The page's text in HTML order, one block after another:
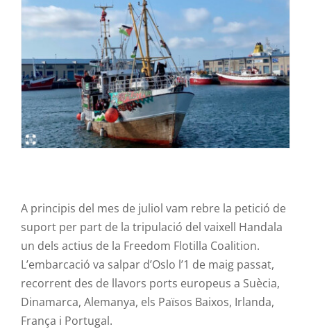
Contacte
A principis del mes de juliol vam rebre la petició de
suport per part de la tripulació del vaixell Handala
un dels actius de la Freedom Flotilla Coalition.
L’embarcació va salpar d’Oslo l’1 de maig passat,
recorrent des de llavors ports europeus a Suècia,
Dinamarca, Alemanya, els Països Baixos, Irlanda,
França i Portugal.